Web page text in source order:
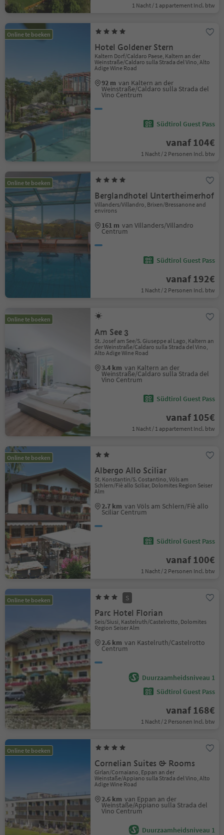
1 Nacht / 1 appartement Incl. btw
Online te boeken
Hotel Goldener Stern
Kaltern Dorf/Caldaro Paese, Kaltern an der
Weinstraße/Caldaro sulla Strada del Vino, Alto
Adige Wine Road
92 m van Kaltern an der
Weinstraße/Caldaro sulla Strada del
Vino Centrum
Südtirol Guest Pass
vanaf 104€
1 Nacht / 2 Personen Incl. btw
Online te boeken
Berglandhotel Untertheimerhof
Villanders/Villandro, Brixen/Bressanone and
environs
161 m van Villanders/Villandro
Centrum
Südtirol Guest Pass
vanaf 192€
1 Nacht / 2 Personen Incl. btw
Online te boeken
Am See 3
St. Josef am See/S. Giuseppe al Lago, Kaltern an
der Weinstraße/Caldaro sulla Strada del Vino,
Alto Adige Wine Road
3.4 km van Kaltern an der
Weinstraße/Caldaro sulla Strada del
Vino Centrum
Südtirol Guest Pass
vanaf 105€
1 Nacht / 1 appartement Incl. btw
Online te boeken
Albergo Allo Sciliar
St. Konstantin/S. Costantino, Völs am
Schlern/Fiè allo Sciliar, Dolomites Region Seiser
Alm
2.7 km van Völs am Schlern/Fiè allo
Sciliar Centrum
Südtirol Guest Pass
vanaf 100€
1 Nacht / 2 Personen Incl. btw
Online te boeken S
Parc Hotel Florian
Seis/Siusi, Kastelruth/Castelrotto, Dolomites
Region Seiser Alm
2.6 km van Kastelruth/Castelrotto
Centrum
Duurzaamheidsniveau 1
Südtirol Guest Pass
vanaf 168€
1 Nacht / 2 Personen Incl. btw
Online te boeken
Cornelian Suites & Rooms
Girlan/Cornaiano, Eppan an der
Weinstaße/Appiano sulla Strada del Vino, Alto
Adige Wine Road
2.6 km van Eppan an der
Weinstaße/Appiano sulla Strada del
Vino Centrum
Duurzaamheidsniveau 1